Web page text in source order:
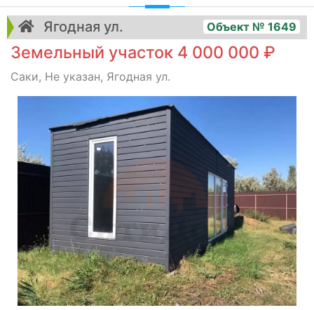
Ягодная ул. Объект № 1649
Земельный участок 4 000 000 ₽
Саки, Не указан, Ягодная ул.